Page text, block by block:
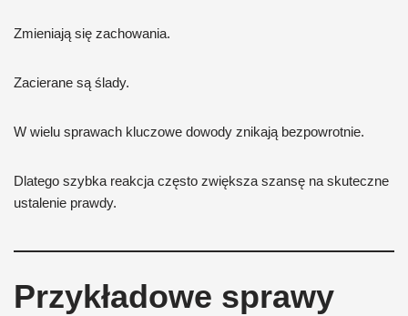
Zmieniają się zachowania.
Zacierane są ślady.
W wielu sprawach kluczowe dowody znikają bezpowrotnie.
Dlatego szybka reakcja często zwiększa szansę na skuteczne
ustalenie prawdy.
Przykładowe sprawy